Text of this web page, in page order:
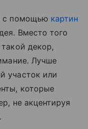
с помощью картин
Вместо того
декор,
Лучше
участок или
которые
не акцентируя